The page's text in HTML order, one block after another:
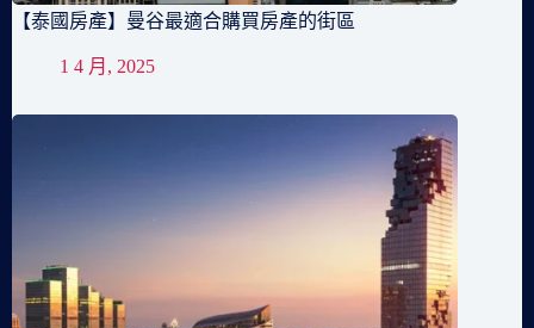
【泰國房產】曼谷最適合購買房產的街區
1 4 月, 2025